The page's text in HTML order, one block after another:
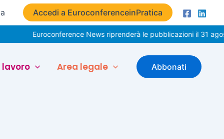
Accedi a EuroconferenceinPratica
Euroconference News riprenderà le pubblicazioni il 31
lavoro Area legale Abbonati